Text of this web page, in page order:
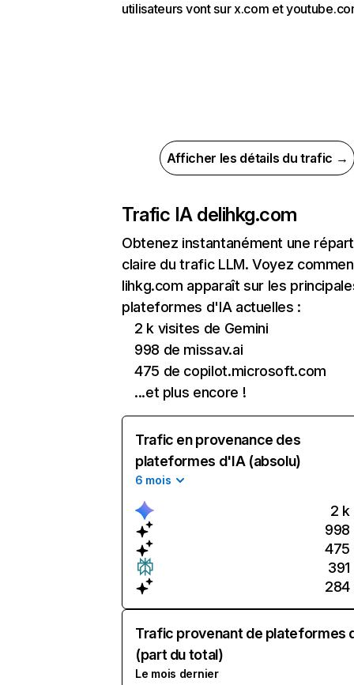
utilisateurs vont sur x.com et
Afficher les détails du trafic →
Trafic IA delihkg.com
Obtenez instantanément une
claire du trafic LLM. Voyez
lihkg.com apparaît sur les
plateformes d'IA actuelles :
2 k visites de Gemini
998 de missav.ai
475 de copilot.microsoft.com
...et plus encore !
Trafic en provenance des
plateformes d'IA (absolu)
6 mois
2 k
998
475
391
284
Trafic provenant de plateformes
(part du total)
Le mois dernier